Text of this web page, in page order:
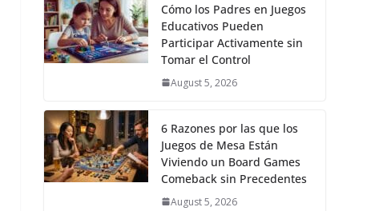
Cómo los Padres en Juegos
Educativos Pueden
Participar Activamente sin
Tomar el Control
August 5, 2026
6 Razones por las que los
Juegos de Mesa Están
Viviendo un Board Games
Comeback sin Precedentes
August 5, 2026